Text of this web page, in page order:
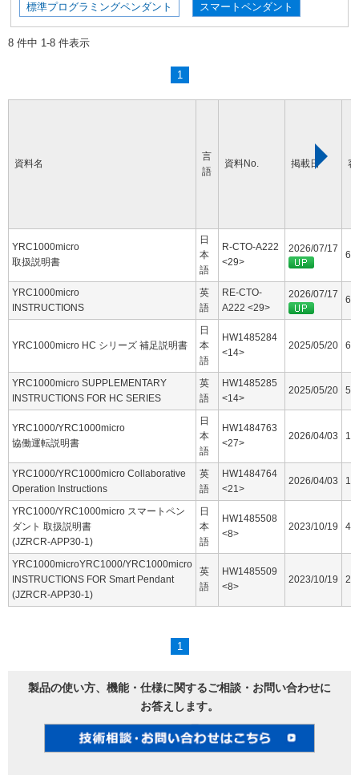
標準プログラミングペンダント スマートペンダント
8 件中 1-8 件表示
1
資料名
言
語
資料No. 掲載日
YRC1000micro
取扱説明書
日
本
語
R-CTO-A222
<29>
2026/07/17
YRC1000micro
INSTRUCTIONS
英
語
RE-CTO-
A222 <29>
2026/07/17
YRC1000micro HC シリーズ 補足説明書
日
本
語
HW1485284
<14>
2025/05/20
YRC1000micro SUPPLEMENTARY
INSTRUCTIONS FOR HC SERIES
英
語
HW1485285
<14>
2025/05/20
YRC1000/YRC1000micro
協働運転説明書
日
本
語
HW1484763
<27>
2026/04/03
YRC1000/YRC1000micro Collaborative
Operation Instructions
英
語
HW1484764
<21>
2026/04/03
YRC1000/YRC1000micro スマートペン
ダント 取扱説明書
(JZRCR-APP30-1)
日
本
語
HW1485508
<8>
2023/10/19
YRC1000microYRC1000/YRC1000micro
INSTRUCTIONS FOR Smart Pendant
(JZRCR-APP30-1)
英
語
HW1485509
<8>
2023/10/19
1
製品の使い方、機能・仕様に関するご相談・お問い合わせに
お答えします。